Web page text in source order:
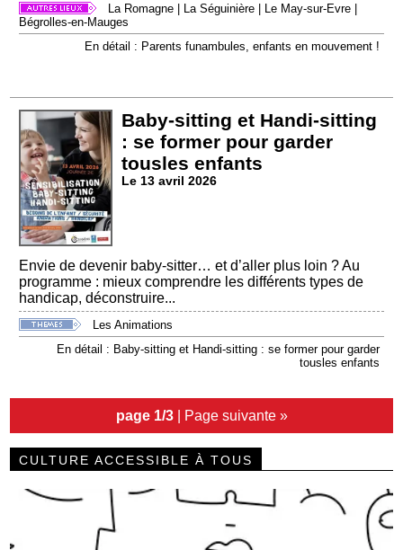
La Romagne
La Séguinière Le May-sur-Evre
Bégrolles-en-Mauges
En détail : Parents funambules, enfants en mouvement !
Baby-sitting et Handi-sitting
: se former pour garder
tousles enfants
Le 13 avril 2026
Envie de devenir baby-sitter… et d’aller plus loin ? Au
programme : mieux comprendre les différents types de
handicap, déconstruire...
Les Animations
En détail : Baby-sitting et Handi-sitting : se former pour garder
tousles enfants
page 1/3| Page suivante »
CULTURE ACCESSIBLE À TOUS